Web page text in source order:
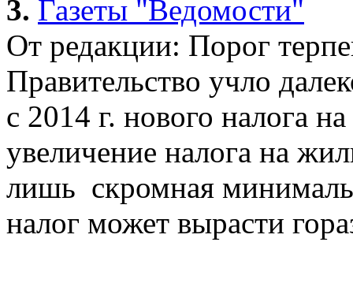
3. Газеты "Ведомости"
От редакции: Порог
Правительство учло
с 2014 г. нового налога
увеличение налога на
лишь скромная
налог может вырасти